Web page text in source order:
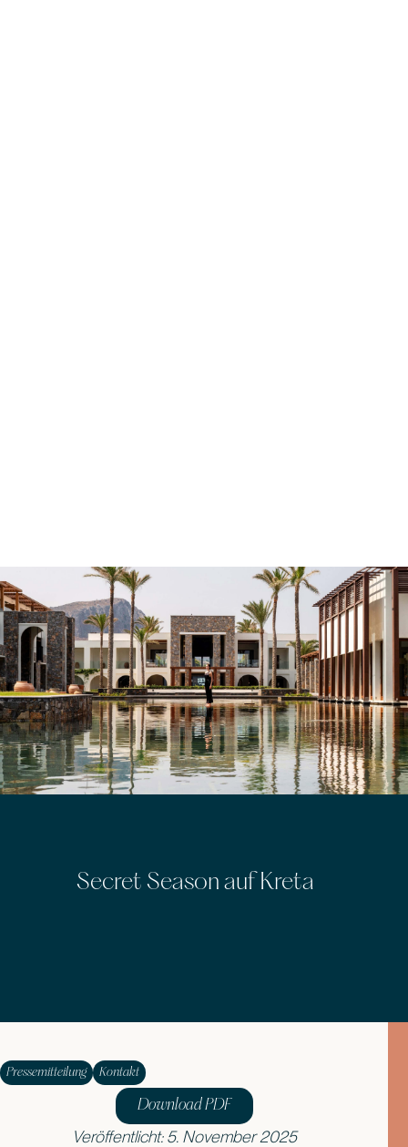
Secret Season auf Kreta
Pressemitteilung Kontakt
Download PDF
Veröffentlicht: 5. November 2025